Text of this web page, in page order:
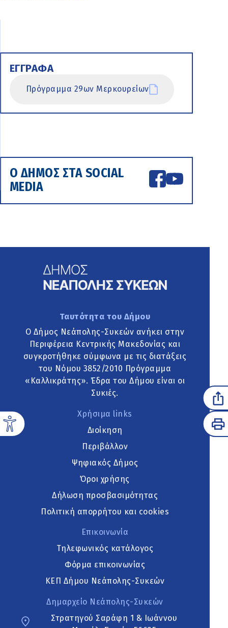
ΕΓΓΡΑΦΑ
Πρόγραμμα 29ων Μερκουρείων
Ο ΔΗΜΟΣ ΣΤΑ SOCIAL
MEDIA
Ταυτότητα του Δήμου
Ο Δήμος Νεάπολης-Συκεών ανήκει στην
Περιφέρεια Κεντρικής Μακεδονίας και
συγκροτήθηκε σύμφωνα με τις διατάξεις
του Νόμου 3852/2010 Πρόγραμμα
«Καλλικράτης». Έδρα του Δήμου είναι οι
Συκιές.
Χρήσιμα links
Διοίκηση
Περιβάλλον
Ψηφιακός Δήμος
Όροι χρήσης
Δήλωση προσβασιμότητας
Πολιτική απορρήτου και cookies
Επικοινωνία
Τηλεφωνικός κατάλογος
Φόρμα επικοινωνίας
ΚΕΠ Δήμου Νεάπολης-Συκεών
Δημαρχείο Νεάπολης-Συκεών
Στρατηγού Σαράφη 1 & Ιωάννου